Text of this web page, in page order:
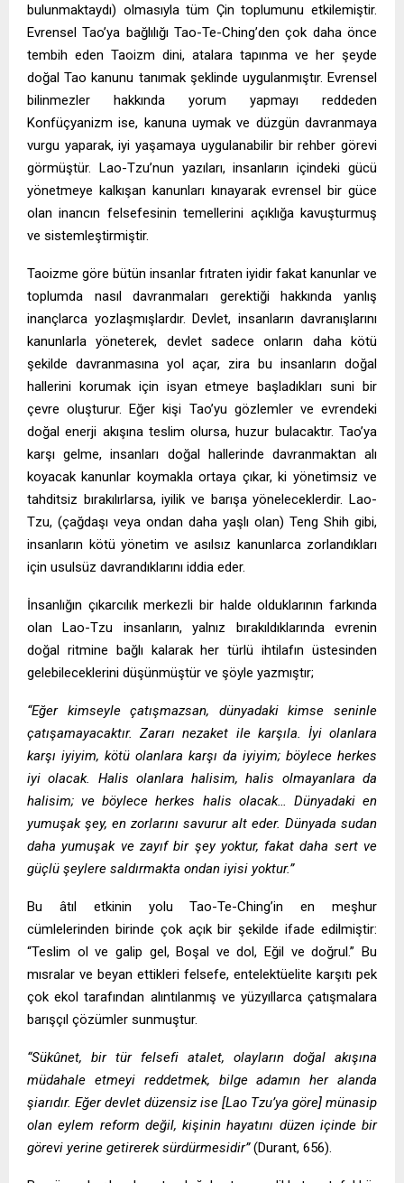
bulunmaktaydı) olmasıyla tüm Çin toplumunu etkilemiştir.
Evrensel Tao’ya bağlılığı Tao-Te-Ching’den çok daha önce
tembih eden Taoizm dini, atalara tapınma ve her şeyde
doğal Tao kanunu tanımak şeklinde uygulanmıştır. Evrensel
bilinmezler hakkında yorum yapmayı reddeden
Konfüçyanizm ise, kanuna uymak ve düzgün davranmaya
vurgu yaparak, iyi yaşamaya uygulanabilir bir rehber görevi
görmüştür. Lao-Tzu’nun yazıları, insanların içindeki gücü
yönetmeye kalkışan kanunları kınayarak evrensel bir güce
olan inancın felsefesinin temellerini açıklığa kavuşturmuş
ve sistemleştirmiştir.
Taoizme göre bütün insanlar fıtraten iyidir fakat kanunlar ve
toplumda nasıl davranmaları gerektiği hakkında yanlış
inançlarca yozlaşmışlardır. Devlet, insanların davranışlarını
kanunlarla yöneterek, devlet sadece onların daha kötü
şekilde davranmasına yol açar, zira bu insanların doğal
hallerini korumak için isyan etmeye başladıkları suni bir
çevre oluşturur. Eğer kişi Tao’yu gözlemler ve evrendeki
doğal enerji akışına teslim olursa, huzur bulacaktır. Tao’ya
karşı gelme, insanları doğal hallerinde davranmaktan alı
koyacak kanunlar koymakla ortaya çıkar, ki yönetimsiz ve
tahditsiz bırakılırlarsa, iyilik ve barışa yöneleceklerdir. Lao-
Tzu, (çağdaşı veya ondan daha yaşlı olan) Teng Shih gibi,
insanların kötü yönetim ve asılsız kanunlarca zorlandıkları
için usulsüz davrandıklarını iddia eder.
İnsanlığın çıkarcılık merkezli bir halde olduklarının farkında
olan Lao-Tzu insanların, yalnız bırakıldıklarında evrenin
doğal ritmine bağlı kalarak her türlü ihtilafın üstesinden
gelebileceklerini düşünmüştür ve şöyle yazmıştır;
“Eğer kimseyle çatışmazsan, dünyadaki kimse seninle
çatışamayacaktır. Zararı nezaket ile karşıla. İyi olanlara
karşı iyiyim, kötü olanlara karşı da iyiyim; böylece herkes
iyi olacak. Halis olanlara halisim, halis olmayanlara da
halisim; ve böylece herkes halis olacak… Dünyadaki en
yumuşak şey, en zorlarını savurur alt eder. Dünyada sudan
daha yumuşak ve zayıf bir şey yoktur, fakat daha sert ve
güçlü şeylere saldırmakta ondan iyisi yoktur.”
Bu âtıl etkinin yolu Tao-Te-Ching’in en meşhur
cümlelerinden birinde çok açık bir şekilde ifade edilmiştir:
“Teslim ol ve galip gel, Boşal ve dol, Eğil ve doğrul.” Bu
mısralar ve beyan ettikleri felsefe, entelektüelite karşıtı pek
çok ekol tarafından alıntılanmış ve yüzyıllarca çatışmalara
barışçıl çözümler sunmuştur.
“Sükûnet, bir tür felsefi atalet, olayların doğal akışına
müdahale etmeyi reddetmek, bilge adamın her alanda
şiarıdır. Eğer devlet düzensiz ise [Lao Tzu’ya göre] münasip
olan eylem reform değil, kişinin hayatını düzen içinde bir
görevi yerine getirerek sürdürmesidir”(Durant, 656).